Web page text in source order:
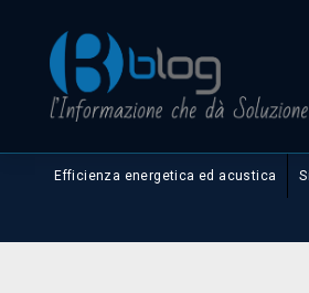
Efficienza energetica ed acustica